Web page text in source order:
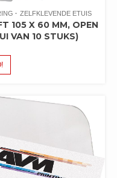
ZELFKLEVENDE ETUIS
105 X 60 MM, OPEN
VAN 10 STUKS)